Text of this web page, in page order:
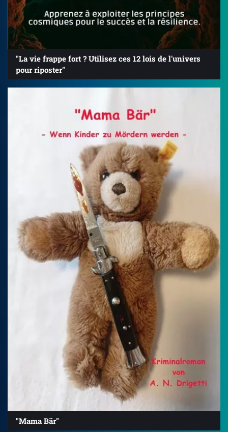
"La vie frappe fort ? Utilisez ces 12 lois de l'univers
pour riposter"
"Mama Bär"